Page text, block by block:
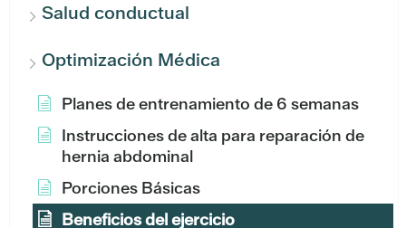
Salud conductual
Optimización Médica
Planes de entrenamiento de 6 semanas
Instrucciones de alta para reparación de
hernia abdominal
Porciones Básicas
Beneficios del ejercicio